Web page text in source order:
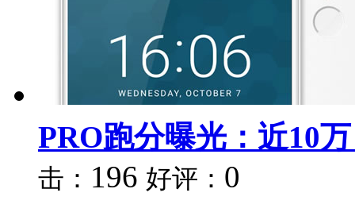
PRO跑分曝光：近10
击： 196 好评： 0